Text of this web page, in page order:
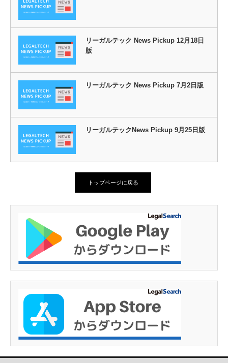
リーガルテック News Pickup 12月18日
版
リーガルテック News Pickup 7月2日版
リーガルテックNews Pickup 9月25日版
トップページに戻る